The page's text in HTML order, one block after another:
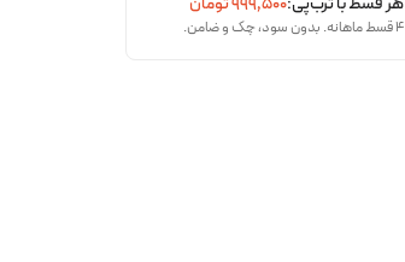
۴ قسط ماهانه. بدون سود، چک و ضامن.